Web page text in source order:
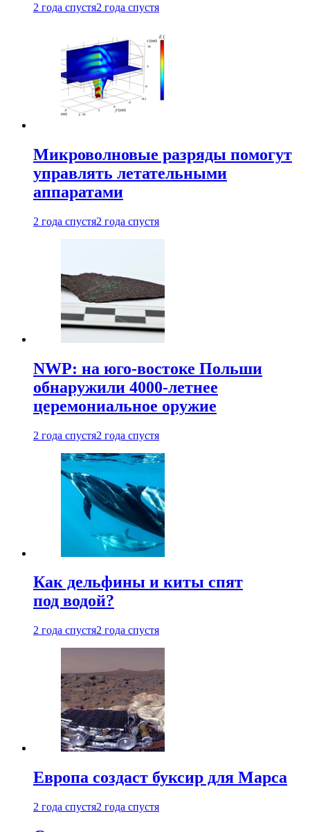
2 года спустя2 года спустя
Микроволновые разряды помогут
управлять летательными
аппаратами
2 года спустя2 года спустя
NWP: на юго-востоке Польши
обнаружили 4000-летнее
церемониальное оружие
2 года спустя2 года спустя
Как дельфины и киты спят
под водой?
2 года спустя2 года спустя
Европа создаст буксир для Марса
2 года спустя2 года спустя